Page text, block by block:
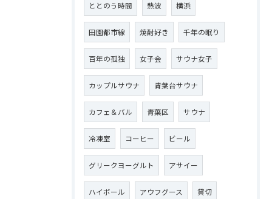
ととのう時間 熱波 横浜
田園都市線 焼酎好き 千年の眠り
百年の孤独 女子会 サウナ女子
カップルサウナ 青葉台サウナ
カフェ＆バル 青葉区 サウナ
冷凍室 コーヒー ビール
グリークヨーグルト アサイー
ハイボール アウフグース 貸切